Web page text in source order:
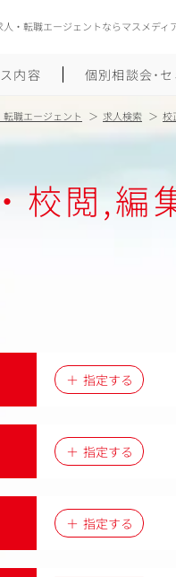
・転職エージェントならマスメディ
内容 個別相談会･セ
履歴書のつくり
ポートフォリオ
職エージェント 求人検索 校
校閲,編
指定する
指定する
指定する